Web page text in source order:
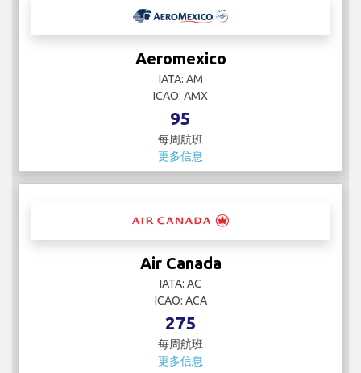
Aeromexico
IATA: AM
ICAO: AMX
95
每周航班
更多信息
Air Canada
IATA: AC
ICAO: ACA
275
每周航班
更多信息